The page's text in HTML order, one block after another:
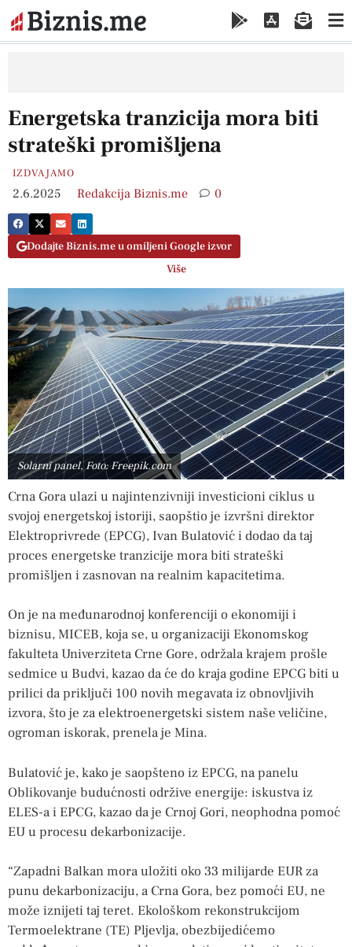
Energetska tranzicija mora biti
strateški promišljena
IZDVAJAMO
2.6.2025 Redakcija Biznis.me 0
Dodajte Biznis.me u omiljeni Google izvor
Više
Solarni panel, Foto: Freepik.com
Crna Gora ulazi u najintenzivniji investicioni ciklus u
svojoj energetskoj istoriji, saopštio je izvršni direktor
Elektroprivrede (EPCG), Ivan Bulatović i dodao da taj
proces energetske tranzicije mora biti strateški
promišljen i zasnovan na realnim kapacitetima.
On je na međunarodnoj konferenciji o ekonomiji i
biznisu, MICEB, koja se, u organizaciji Ekonomskog
fakulteta Univerziteta Crne Gore, održala krajem prošle
sedmice u Budvi, kazao da će do kraja godine EPCG biti u
prilici da priključi 100 novih megavata iz obnovljivih
izvora, što je za elektroenergetski sistem naše veličine,
ogroman iskorak, prenela je Mina.
Bulatović je, kako je saopšteno iz EPCG, na panelu
Oblikovanje budućnosti održive energije: iskustva iz
ELES-a i EPCG, kazao da je Crnoj Gori, neophodna pomoć
EU u procesu dekarbonizacije.
“Zapadni Balkan mora uložiti oko 33 milijarde EUR za
punu dekarbonizaciju, a Crna Gora, bez pomoći EU, ne
može iznijeti taj teret. Ekološkom rekonstrukcijom
Termoelektrane (TE) Pljevlja, obezbijedićemo